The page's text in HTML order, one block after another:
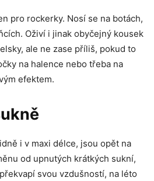
pro rockerky. Nosí se na botách,
Oživí i jinak obyčejný kousek
ale ne zase příliš, pokud to
na halence nebo třeba na
efektem.
i v maxi délce, jsou opět na
od upnutých krátkých sukní,
svou vzdušností, na léto